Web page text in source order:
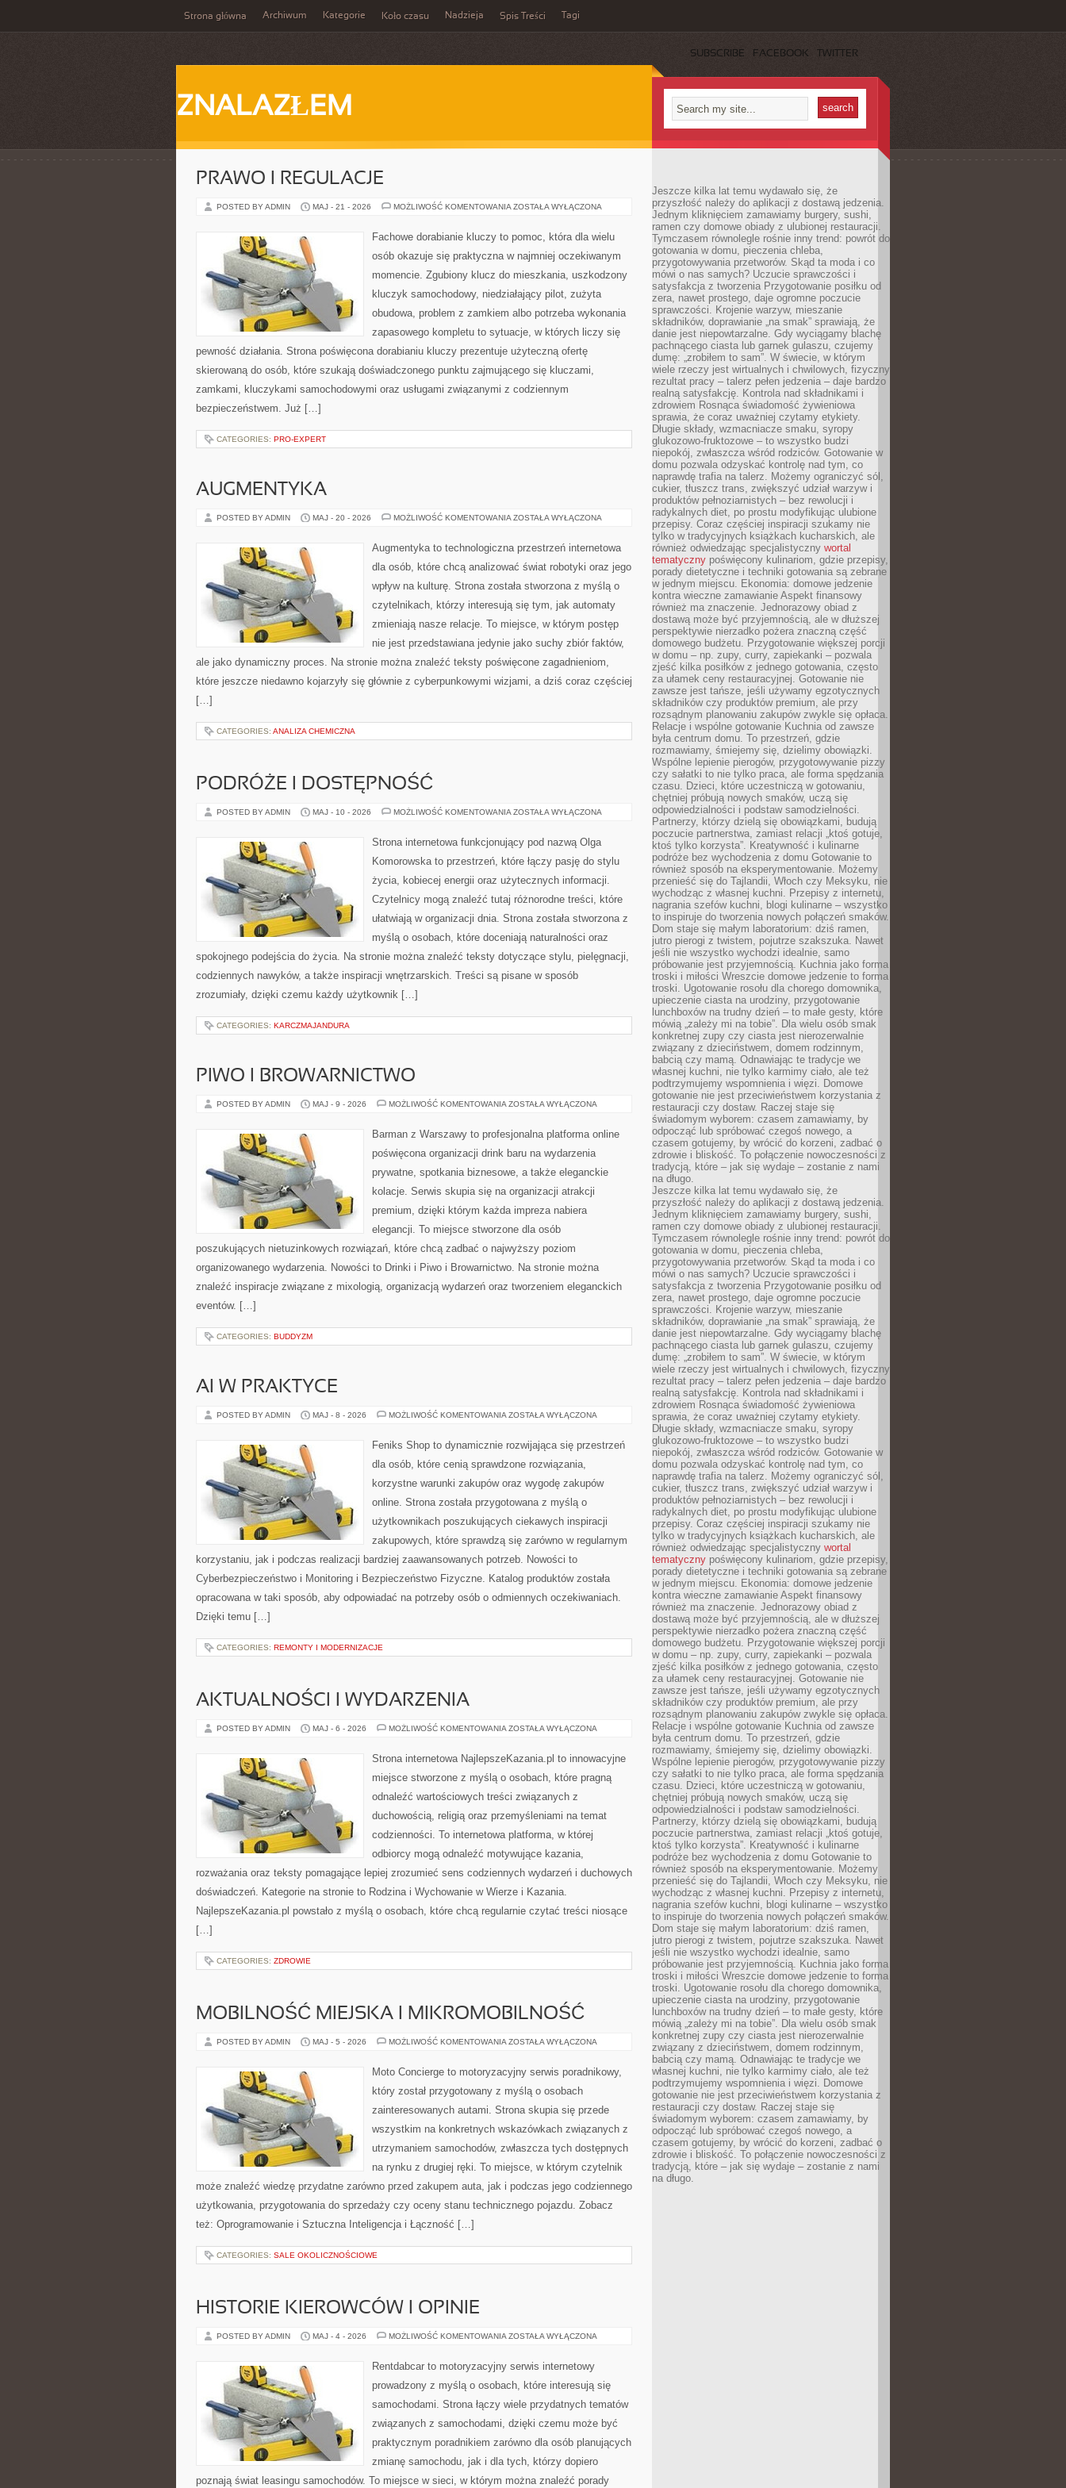
Strona główna Archiwum Kategorie Koło czasu Nadzieja Spis Treści Tagi
SUBSCRIBE FACEBOOK TWITTER
ZNALAZŁEM
PRAWO I REGULACJE
POSTED BY ADMIN MAJ - 21 - 2026 MOŻLIWOŚĆ KOMENTOWANIA PRAWO
ZOSTAŁA WYŁĄCZONA
Fachowe dorabianie kluczy to pomoc, która dla wielu
osób okazuje się praktyczna w najmniej oczekiwanym
momencie. Zgubiony klucz do mieszkania, uszkodzony
kluczyk samochodowy, niedziałający pilot, zużyta
obudowa, problem z zamkiem albo potrzeba wykonania
zapasowego kompletu to sytuacje, w których liczy się
pewność działania. Strona poświęcona dorabianiu kluczy prezentuje użyteczną ofertę
skierowaną do osób, które szukają doświadczonego punktu zajmującego się kluczami,
zamkami, kluczykami samochodowymi oraz usługami związanymi z codziennym
bezpieczeństwem. Już […]
CATEGORIES: PRO-EXPERT
AUGMENTYKA
POSTED BY ADMIN MAJ - 20 - 2026 MOŻLIWOŚĆ KOMENTOWANIA AUGMENTYKA
ZOSTAŁA WYŁĄCZONA
Augmentyka to technologiczna przestrzeń internetowa
dla osób, które chcą analizować świat robotyki oraz jego
wpływ na kulturę. Strona została stworzona z myślą o
czytelnikach, którzy interesują się tym, jak automaty
zmieniają nasze relacje. To miejsce, w którym postęp
nie jest przedstawiana jedynie jako suchy zbiór faktów,
ale jako dynamiczny proces. Na stronie można znaleźć teksty poświęcone zagadnieniom,
które jeszcze niedawno kojarzyły się głównie z cyberpunkowymi wizjami, a dziś coraz częściej
[…]
CATEGORIES: ANALIZA CHEMICZNA
PODRÓŻE I DOSTĘPNOŚĆ
POSTED BY ADMIN MAJ - 10 - 2026 MOŻLIWOŚĆ KOMENTOWANIA PODRÓŻE
ZOSTAŁA WYŁĄCZONA
Strona internetowa funkcjonujący pod nazwą Olga
Komorowska to przestrzeń, które łączy pasję do stylu
życia, kobiecej energii oraz użytecznych informacji.
Czytelnicy mogą znaleźć tutaj różnorodne treści, które
ułatwiają w organizacji dnia. Strona została stworzona z
myślą o osobach, które doceniają naturalności oraz
spokojnego podejścia do życia. Na stronie można znaleźć teksty dotyczące stylu, pielęgnacji,
codziennych nawyków, a także inspiracji wnętrzarskich. Treści są pisane w sposób
zrozumiały, dzięki czemu każdy użytkownik […]
CATEGORIES: KARCZMAJANDURA
PIWO I BROWARNICTWO
POSTED BY ADMIN MAJ - 9 - 2026 MOŻLIWOŚĆ KOMENTOWANIA PIWO
ZOSTAŁA WYŁĄCZONA
Barman z Warszawy to profesjonalna platforma online
poświęcona organizacji drink baru na wydarzenia
prywatne, spotkania biznesowe, a także eleganckie
kolacje. Serwis skupia się na organizacji atrakcji
premium, dzięki którym każda impreza nabiera
elegancji. To miejsce stworzone dla osób
poszukujących nietuzinkowych rozwiązań, które chcą zadbać o najwyższy poziom
organizowanego wydarzenia. Nowości to Drinki i Piwo i Browarnictwo. Na stronie można
znaleźć inspiracje związane z mixologią, organizacją wydarzeń oraz tworzeniem eleganckich
eventów. […]
CATEGORIES: BUDDYZM
AI W PRAKTYCE
POSTED BY ADMIN MAJ - 8 - 2026 MOŻLIWOŚĆ KOMENTOWANIA AI
ZOSTAŁA WYŁĄCZONA
Feniks Shop to dynamicznie rozwijająca się przestrzeń
dla osób, które cenią sprawdzone rozwiązania,
korzystne warunki zakupów oraz wygodę zakupów
online. Strona została przygotowana z myślą o
użytkownikach poszukujących ciekawych inspiracji
zakupowych, które sprawdzą się zarówno w regularnym
korzystaniu, jak i podczas realizacji bardziej zaawansowanych potrzeb. Nowości to
Cyberbezpieczeństwo i Monitoring i Bezpieczeństwo Fizyczne. Katalog produktów została
opracowana w taki sposób, aby odpowiadać na potrzeby osób o odmiennych oczekiwaniach.
Dzięki temu […]
CATEGORIES: REMONTY I MODERNIZACJE
AKTUALNOŚCI I WYDARZENIA
POSTED BY ADMIN MAJ - 6 - 2026 MOŻLIWOŚĆ KOMENTOWANIA AKTUALNOŚCI
ZOSTAŁA WYŁĄCZONA
Strona internetowa NajlepszeKazania.pl to innowacyjne
miejsce stworzone z myślą o osobach, które pragną
odnaleźć wartościowych treści związanych z
duchowością, religią oraz przemyśleniami na temat
codzienności. To internetowa platforma, w której
odbiorcy mogą odnaleźć motywujące kazania,
rozważania oraz teksty pomagające lepiej zrozumieć sens codziennych wydarzeń i duchowych
doświadczeń. Kategorie na stronie to Rodzina i Wychowanie w Wierze i Kazania.
NajlepszeKazania.pl powstało z myślą o osobach, które chcą regularnie czytać treści niosące
[…]
CATEGORIES: ZDROWIE
MOBILNOŚĆ MIEJSKA I MIKROMOBILNOŚĆ
POSTED BY ADMIN MAJ - 5 - 2026 MOŻLIWOŚĆ KOMENTOWANIA MOBILNOŚĆ
MIKROMOBILNOŚĆ
ZOSTAŁA WYŁĄCZONA
Moto Concierge to motoryzacyjny serwis poradnikowy,
który został przygotowany z myślą o osobach
zainteresowanych autami. Strona skupia się przede
wszystkim na konkretnych wskazówkach związanych z
utrzymaniem samochodów, zwłaszcza tych dostępnych
na rynku z drugiej ręki. To miejsce, w którym czytelnik
może znaleźć wiedzę przydatne zarówno przed zakupem auta, jak i podczas jego codziennego
użytkowania, przygotowania do sprzedaży czy oceny stanu technicznego pojazdu. Zobacz
też: Oprogramowanie i Sztuczna Inteligencja i Łączność […]
CATEGORIES: SALE OKOLICZNOŚCIOWE
HISTORIE KIEROWCÓW I OPINIE
POSTED BY ADMIN MAJ - 4 - 2026 MOŻLIWOŚĆ KOMENTOWANIA HISTORIE
OPINIE
ZOSTAŁA WYŁĄCZONA
Rentdabcar to motoryzacyjny serwis internetowy
prowadzony z myślą o osobach, które interesują się
samochodami. Strona łączy wiele przydatnych tematów
związanych z samochodami, dzięki czemu może być
praktycznym poradnikiem zarówno dla osób planujących
zmianę samochodu, jak i dla tych, którzy dopiero
poznają świat leasingu samochodów. To miejsce w sieci, w którym można znaleźć porady
Jeszcze kilka lat temu wydawało się, że
przyszłość należy do aplikacji z dostawą jedzenia.
Jednym kliknięciem zamawiamy burgery, sushi,
ramen czy domowe obiady z ulubionej restauracji.
Tymczasem równolegle rośnie inny trend: powrót do
gotowania w domu, pieczenia chleba,
przygotowywania przetworów. Skąd ta moda i co
mówi o nas samych? Uczucie sprawczości i
satysfakcja z tworzenia Przygotowanie posiłku od
zera, nawet prostego, daje ogromne poczucie
sprawczości. Krojenie warzyw, mieszanie
składników, doprawianie „na smak” sprawiają, że
danie jest niepowtarzalne. Gdy wyciągamy blachę
pachnącego ciasta lub garnek gulaszu, czujemy
dumę: „zrobiłem to sam”. W świecie, w którym
wiele rzeczy jest wirtualnych i chwilowych, fizyczny
rezultat pracy – talerz pełen jedzenia – daje bardzo
realną satysfakcję. Kontrola nad składnikami i
zdrowiem Rosnąca świadomość żywieniowa
sprawia, że coraz uważniej czytamy etykiety.
Długie składy, wzmacniacze smaku, syropy
glukozowo-fruktozowe – to wszystko budzi
niepokój, zwłaszcza wśród rodziców. Gotowanie w
domu pozwala odzyskać kontrolę nad tym, co
naprawdę trafia na talerz. Możemy ograniczyć sól,
cukier, tłuszcz trans, zwiększyć udział warzyw i
produktów pełnoziarnistych – bez rewolucji i
radykalnych diet, po prostu modyfikując ulubione
przepisy. Coraz częściej inspiracji szukamy nie
tylko w tradycyjnych książkach kucharskich, ale
również odwiedzając specjalistyczny wortal
tematyczny poświęcony kulinariom, gdzie przepisy,
porady dietetyczne i techniki gotowania są zebrane
w jednym miejscu. Ekonomia: domowe jedzenie
kontra wieczne zamawianie Aspekt finansowy
również ma znaczenie. Jednorazowy obiad z
dostawą może być przyjemnością, ale w dłuższej
perspektywie nierzadko pożera znaczną część
domowego budżetu. Przygotowanie większej porcji
w domu – np. zupy, curry, zapiekanki – pozwala
zjeść kilka posiłków z jednego gotowania, często
za ułamek ceny restauracyjnej. Gotowanie nie
zawsze jest tańsze, jeśli używamy egzotycznych
składników czy produktów premium, ale przy
rozsądnym planowaniu zakupów zwykle się opłaca.
Relacje i wspólne gotowanie Kuchnia od zawsze
była centrum domu. To przestrzeń, gdzie
rozmawiamy, śmiejemy się, dzielimy obowiązki.
Wspólne lepienie pierogów, przygotowywanie pizzy
czy sałatki to nie tylko praca, ale forma spędzania
czasu. Dzieci, które uczestniczą w gotowaniu,
chętniej próbują nowych smaków, uczą się
odpowiedzialności i podstaw samodzielności.
Partnerzy, którzy dzielą się obowiązkami, budują
poczucie partnerstwa, zamiast relacji „ktoś gotuje,
ktoś tylko korzysta”. Kreatywność i kulinarne
podróże bez wychodzenia z domu Gotowanie to
również sposób na eksperymentowanie. Możemy
przenieść się do Tajlandii, Włoch czy Meksyku, nie
wychodząc z własnej kuchni. Przepisy z internetu,
nagrania szefów kuchni, blogi kulinarne – wszystko
to inspiruje do tworzenia nowych połączeń smaków.
Dom staje się małym laboratorium: dziś ramen,
jutro pierogi z twistem, pojutrze szakszuka. Nawet
jeśli nie wszystko wychodzi idealnie, samo
próbowanie jest przyjemnością. Kuchnia jako forma
troski i miłości Wreszcie domowe jedzenie to forma
troski. Ugotowanie rosołu dla chorego domownika,
upieczenie ciasta na urodziny, przygotowanie
lunchboxów na trudny dzień – to małe gesty, które
mówią „zależy mi na tobie”. Dla wielu osób smak
konkretnej zupy czy ciasta jest nierozerwalnie
związany z dzieciństwem, domem rodzinnym,
babcią czy mamą. Odnawiając te tradycje we
własnej kuchni, nie tylko karmimy ciało, ale też
podtrzymujemy wspomnienia i więzi. Domowe
gotowanie nie jest przeciwieństwem korzystania z
restauracji czy dostaw. Raczej staje się
świadomym wyborem: czasem zamawiamy, by
odpocząć lub spróbować czegoś nowego, a
czasem gotujemy, by wrócić do korzeni, zadbać o
zdrowie i bliskość. To połączenie nowoczesności z
tradycją, które – jak się wydaje – zostanie z nami
na długo.
Jeszcze kilka lat temu wydawało się, że
przyszłość należy do aplikacji z dostawą jedzenia.
Jednym kliknięciem zamawiamy burgery, sushi,
ramen czy domowe obiady z ulubionej restauracji.
Tymczasem równolegle rośnie inny trend: powrót do
gotowania w domu, pieczenia chleba,
przygotowywania przetworów. Skąd ta moda i co
mówi o nas samych? Uczucie sprawczości i
satysfakcja z tworzenia Przygotowanie posiłku od
zera, nawet prostego, daje ogromne poczucie
sprawczości. Krojenie warzyw, mieszanie
składników, doprawianie „na smak” sprawiają, że
danie jest niepowtarzalne. Gdy wyciągamy blachę
pachnącego ciasta lub garnek gulaszu, czujemy
dumę: „zrobiłem to sam”. W świecie, w którym
wiele rzeczy jest wirtualnych i chwilowych, fizyczny
rezultat pracy – talerz pełen jedzenia – daje bardzo
realną satysfakcję. Kontrola nad składnikami i
zdrowiem Rosnąca świadomość żywieniowa
sprawia, że coraz uważniej czytamy etykiety.
Długie składy, wzmacniacze smaku, syropy
glukozowo-fruktozowe – to wszystko budzi
niepokój, zwłaszcza wśród rodziców. Gotowanie w
domu pozwala odzyskać kontrolę nad tym, co
naprawdę trafia na talerz. Możemy ograniczyć sól,
cukier, tłuszcz trans, zwiększyć udział warzyw i
produktów pełnoziarnistych – bez rewolucji i
radykalnych diet, po prostu modyfikując ulubione
przepisy. Coraz częściej inspiracji szukamy nie
tylko w tradycyjnych książkach kucharskich, ale
również odwiedzając specjalistyczny wortal
tematyczny poświęcony kulinariom, gdzie przepisy,
porady dietetyczne i techniki gotowania są zebrane
w jednym miejscu. Ekonomia: domowe jedzenie
kontra wieczne zamawianie Aspekt finansowy
również ma znaczenie. Jednorazowy obiad z
dostawą może być przyjemnością, ale w dłuższej
perspektywie nierzadko pożera znaczną część
domowego budżetu. Przygotowanie większej porcji
w domu – np. zupy, curry, zapiekanki – pozwala
zjeść kilka posiłków z jednego gotowania, często
za ułamek ceny restauracyjnej. Gotowanie nie
zawsze jest tańsze, jeśli używamy egzotycznych
składników czy produktów premium, ale przy
rozsądnym planowaniu zakupów zwykle się opłaca.
Relacje i wspólne gotowanie Kuchnia od zawsze
była centrum domu. To przestrzeń, gdzie
rozmawiamy, śmiejemy się, dzielimy obowiązki.
Wspólne lepienie pierogów, przygotowywanie pizzy
czy sałatki to nie tylko praca, ale forma spędzania
czasu. Dzieci, które uczestniczą w gotowaniu,
chętniej próbują nowych smaków, uczą się
odpowiedzialności i podstaw samodzielności.
Partnerzy, którzy dzielą się obowiązkami, budują
poczucie partnerstwa, zamiast relacji „ktoś gotuje,
ktoś tylko korzysta”. Kreatywność i kulinarne
podróże bez wychodzenia z domu Gotowanie to
również sposób na eksperymentowanie. Możemy
przenieść się do Tajlandii, Włoch czy Meksyku, nie
wychodząc z własnej kuchni. Przepisy z internetu,
nagrania szefów kuchni, blogi kulinarne – wszystko
to inspiruje do tworzenia nowych połączeń smaków.
Dom staje się małym laboratorium: dziś ramen,
jutro pierogi z twistem, pojutrze szakszuka. Nawet
jeśli nie wszystko wychodzi idealnie, samo
próbowanie jest przyjemnością. Kuchnia jako forma
troski i miłości Wreszcie domowe jedzenie to forma
troski. Ugotowanie rosołu dla chorego domownika,
upieczenie ciasta na urodziny, przygotowanie
lunchboxów na trudny dzień – to małe gesty, które
mówią „zależy mi na tobie”. Dla wielu osób smak
konkretnej zupy czy ciasta jest nierozerwalnie
związany z dzieciństwem, domem rodzinnym,
babcią czy mamą. Odnawiając te tradycje we
własnej kuchni, nie tylko karmimy ciało, ale też
podtrzymujemy wspomnienia i więzi. Domowe
gotowanie nie jest przeciwieństwem korzystania z
restauracji czy dostaw. Raczej staje się
świadomym wyborem: czasem zamawiamy, by
odpocząć lub spróbować czegoś nowego, a
czasem gotujemy, by wrócić do korzeni, zadbać o
zdrowie i bliskość. To połączenie nowoczesności z
tradycją, które – jak się wydaje – zostanie z nami
na długo.